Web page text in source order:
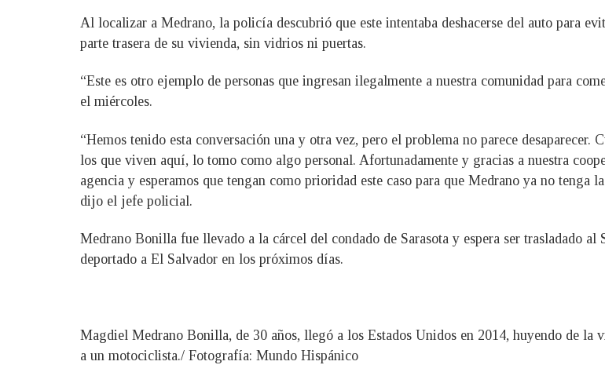
Al localizar a Medrano, la policía descubrió que este intentaba deshacerse del auto para
parte trasera de su vivienda, sin vidrios ni puertas.
“Este es otro ejemplo de personas que ingresan ilegalmente a nuestra comunidad para
el miércoles.
“Hemos tenido esta conversación una y otra vez, pero el problema no parece
los que viven aquí, lo tomo como algo personal. Afortunadamente y gracias a nuestra
agencia y esperamos que tengan como prioridad este caso para que Medrano ya no tenga
dijo el jefe policial.
Medrano Bonilla fue llevado a la cárcel del condado de Sarasota y espera ser trasladado
deportado a El Salvador en los próximos días.
Magdiel Medrano Bonilla, de 30 años, llegó a los Estados Unidos en 2014, huyendo de la
a un motociclista./ Fotografía: Mundo Hispánico